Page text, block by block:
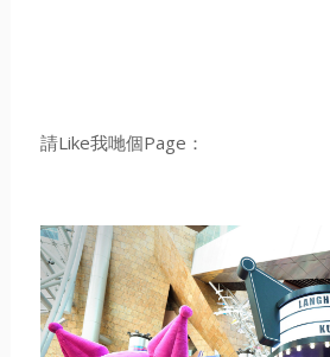
請Like我哋個Page：